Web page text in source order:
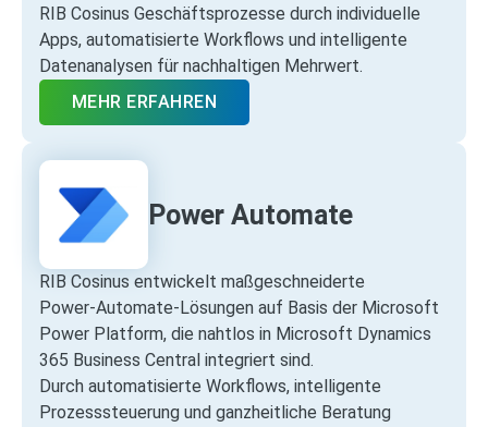
RIB Cosinus Geschäftsprozesse durch individuelle
Apps, automatisierte Workflows und intelligente
Datenanalysen für nachhaltigen Mehrwert.
MEHR ERFAHREN
Power Automate
RIB Cosinus entwickelt maßgeschneiderte
Power‑Automate‑Lösungen auf Basis der Microsoft
Power Platform, die nahtlos in Microsoft Dynamics
365 Business Central integriert sind.
Durch automatisierte Workflows, intelligente
Prozesssteuerung und ganzheitliche Beratung